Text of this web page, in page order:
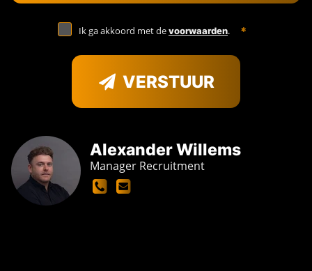
Alexander Willems
Manager Recruitment
Ik ga akkoord met devoorwaarden.
VERSTUUR